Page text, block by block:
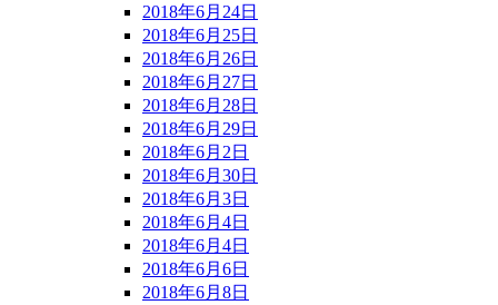
2018年6月24日
2018年6月25日
2018年6月26日
2018年6月27日
2018年6月28日
2018年6月29日
2018年6月2日
2018年6月30日
2018年6月3日
2018年6月4日
2018年6月4日
2018年6月6日
2018年6月8日